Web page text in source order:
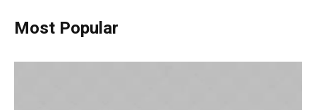
Most Popular